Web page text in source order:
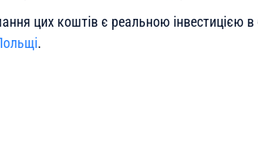
цих коштів є реальною інвестицією в
.